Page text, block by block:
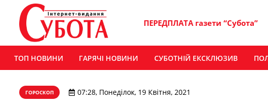
ПЕРЕДПЛАТА газети “Субота”
ТОП НОВИНИ ГАРЯЧІ НОВИНИ СУБОТНІЙ ЕКСКЛЮЗИВ
ГОРОСКОП 07:28, Понеділок, 19 Квітня, 2021